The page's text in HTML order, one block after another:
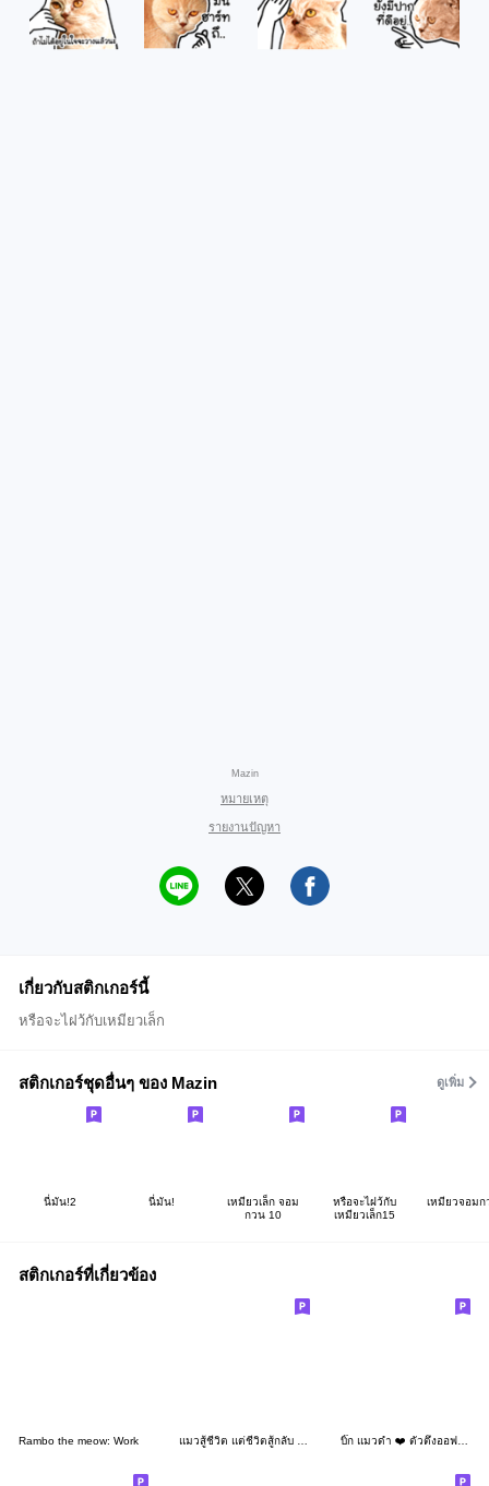
Mazin
หมายเหตุ
รายงานปัญหา
เกี่ยวกับสติกเกอร์นี้
หรือจะไฝว้กับเหมียวเล็ก
สติกเกอร์ชุดอื่นๆ ของ Mazin ดูเพิ่ม
นี่มัน!2 นี่มัน!
เหมียวเล็ก จอม
กวน 10
หรือจะไฝว้กับ
เหมียวเล็ก15
เหมียวจอมก
สติกเกอร์ที่เกี่ยวข้อง
Rambo the meow: Work แมวสู้ชีวิต แต่ชีวิตสู้กลับ : แมวด้วง 5 บิ๊ก แมวดำ ❤️ ตัวตึงออฟฟิศ